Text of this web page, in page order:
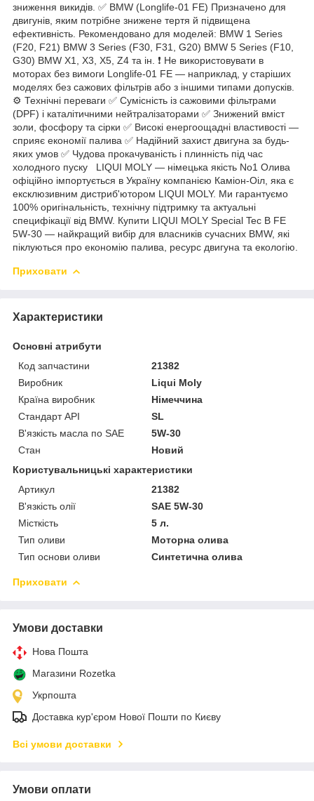
зниження викидів. ✅ BMW (Longlife-01 FE) Призначено для
двигунів, яким потрібне знижене тертя й підвищена
ефективність. Рекомендовано для моделей: BMW 1 Series
(F20, F21) BMW 3 Series (F30, F31, G20) BMW 5 Series (F10,
G30) BMW X1, X3, X5, Z4 та ін. ❗ Не використовувати в
моторах без вимоги Longlife-01 FE — наприклад, у старіших
моделях без сажових фільтрів або з іншими типами допусків.
⚙️ Технічні переваги ✅ Сумісність із сажовими фільтрами
(DPF) і каталітичними нейтралізаторами ✅ Знижений вміст
золи, фосфору та сірки ✅ Високі енергоощадні властивості —
сприяє економії палива ✅ Надійний захист двигуна за будь-
яких умов ✅ Чудова прокачуваність і плинність під час
холодного пуску LIQUI MOLY — німецька якість No1 Олива
офіційно імпортується в Україну компанією Каміон-Оіл, яка є
ексклюзивним дистриб'ютором LIQUI MOLY. Ми гарантуємо
100% оригінальність, технічну підтримку та актуальні
специфікації від BMW. Купити LIQUI MOLY Special Tec B FE
5W-30 — найкращий вибір для власників сучасних BMW, які
піклуються про економію палива, ресурс двигуна та екологію.
Приховати
Характеристики
Основні атрибути
Код запчастини
21382
Виробник
Liqui Moly
Країна виробник
Німеччина
Стандарт API
SL
В'язкість масла по SAE
5W-30
Стан
Новий
Користувальницькі характеристики
Артикул
21382
В'язкість олії
SAE 5W-30
Місткість
5 л.
Тип оливи
Моторна олива
Тип основи оливи
Синтетична олива
Приховати
Умови доставки
Нова Пошта
Магазини Rozetka
Укрпошта
Доставка кур'єром Нової Пошти по Києву
Всі умови доставки
Умови оплати